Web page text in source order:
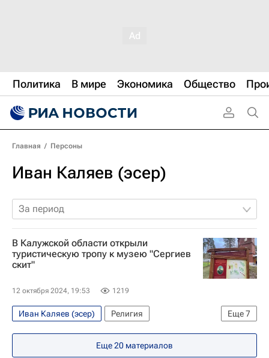
Политика В мире Экономика Общество
Главная / Персоны
Иван Каляев (эсер)
За период
В Калужской области открыли
туристическую тропу к музею "Сергиев
скит"
12 октября 2024, 19:53 1219
Еще7
Иван Каляев (эсер)
Религия
Калужская область
Россия
Иерусалим
Еще20 материалов